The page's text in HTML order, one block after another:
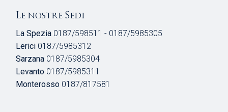
Le nostre Sedi
La Spezia 0187/598511 - 0187/5985305
Lerici 0187/5985312
Sarzana 0187/5985304
Levanto 0187/5985311
Monterosso 0187/817581